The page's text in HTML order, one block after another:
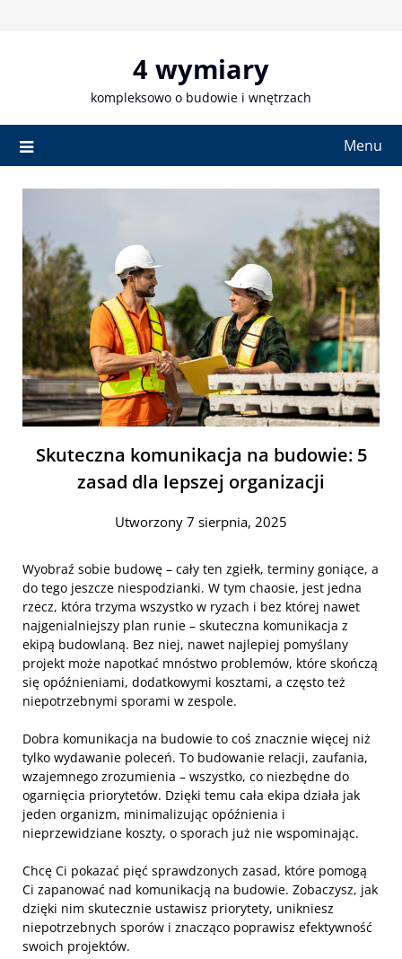
4 wymiary
kompleksowo o budowie i wnętrzach
Menu
Skuteczna komunikacja na budowie: 5
zasad dla lepszej organizacji
Utworzony 7 sierpnia, 2025
Wyobraź sobie budowę – cały ten zgiełk, terminy goniące, a
do tego jeszcze niespodzianki. W tym chaosie, jest jedna
rzecz, która trzyma wszystko w ryzach i bez której nawet
najgenialniejszy plan runie – skuteczna komunikacja z
ekipą budowlaną. Bez niej, nawet najlepiej pomyślany
projekt może napotkać mnóstwo problemów, które skończą
się opóźnieniami, dodatkowymi kosztami, a często też
niepotrzebnymi sporami w zespole.
Dobra komunikacja na budowie to coś znacznie więcej niż
tylko wydawanie poleceń. To budowanie relacji, zaufania,
wzajemnego zrozumienia – wszystko, co niezbędne do
ogarnięcia priorytetów. Dzięki temu cała ekipa działa jak
jeden organizm, minimalizując opóźnienia i
nieprzewidziane koszty, o sporach już nie wspominając.
Chcę Ci pokazać pięć sprawdzonych zasad, które pomogą
Ci zapanować nad komunikacją na budowie. Zobaczysz, jak
dzięki nim skutecznie ustawisz priorytety, unikniesz
niepotrzebnych sporów i znacząco poprawisz efektywność
swoich projektów.